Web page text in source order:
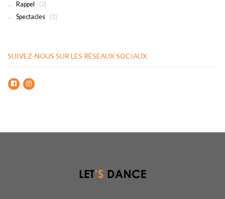
Rappel
(2)
Spectacles
(1)
SUIVEZ-NOUS SUR LES RÉSEAUX SOCIAUX